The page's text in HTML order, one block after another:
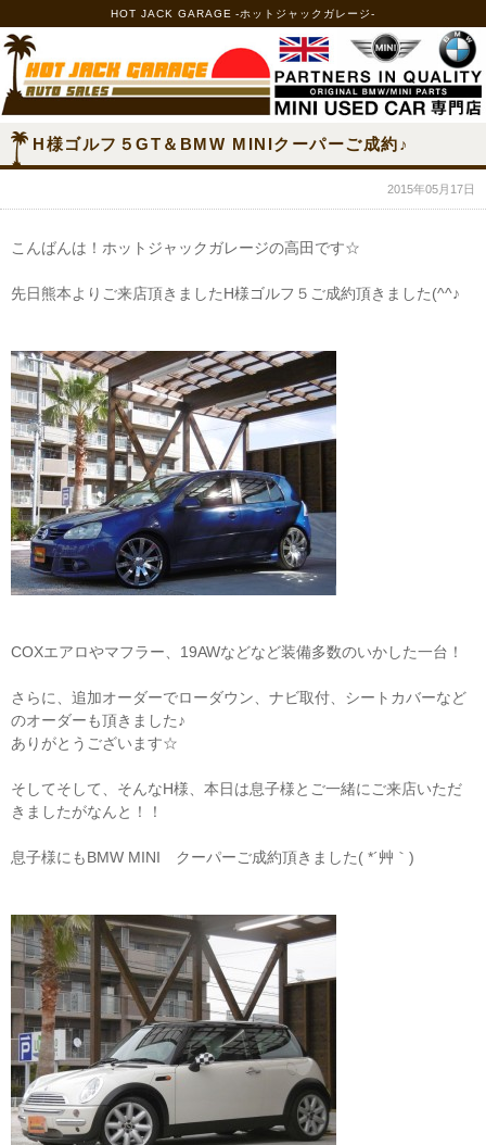
HOT JACK GARAGE -ホットジャックガレージ-
H様ゴルフ５GT＆BMW MINIクーパーご成約♪
2015年05月17日
こんばんは！ホットジャックガレージの高田です☆
先日熊本よりご来店頂きましたH様ゴルフ５ご成約頂きました(^^♪
COXエアロやマフラー、19AWなどなど装備多数のいかした一台！
さらに、追加オーダーでローダウン、ナビ取付、シートカバーなど
のオーダーも頂きました♪
ありがとうございます☆
そしてそして、そんなH様、本日は息子様とご一緒にご来店いただ
きましたがなんと！！
息子様にもBMW MINI クーパーご成約頂きました( *´艸｀)